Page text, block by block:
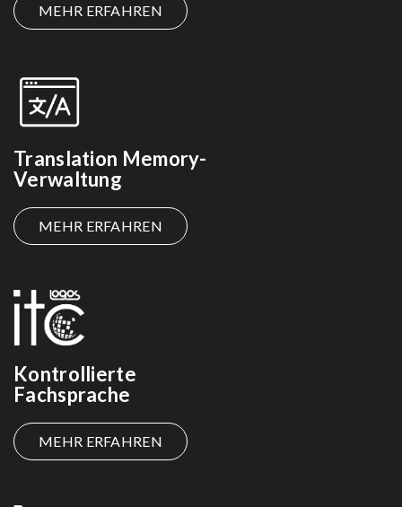
MEHR ERFAHREN
Translation Memory-
Verwaltung
MEHR ERFAHREN
Kontrollierte
Fachsprache
MEHR ERFAHREN